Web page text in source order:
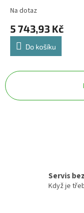
Na dotaz
5 743,93 Kč
Do košíku
Servis
Když je